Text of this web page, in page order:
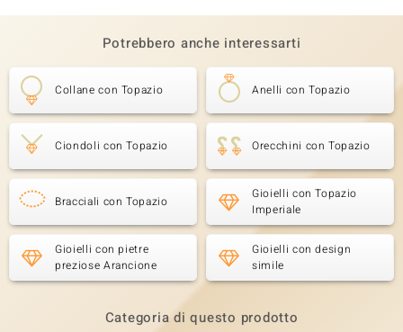
Potrebbero anche interessarti
Collane con Topazio Anelli con Topazio
Ciondoli con Topazio Orecchini con Topazio
Bracciali con Topazio
Gioielli con Topazio
Imperiale
Gioielli con pietre
preziose Arancione
Gioielli con design
simile
Categoria di questo prodotto